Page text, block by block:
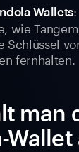
Wallets:
wie
Schlüssel
fernhalten.
man